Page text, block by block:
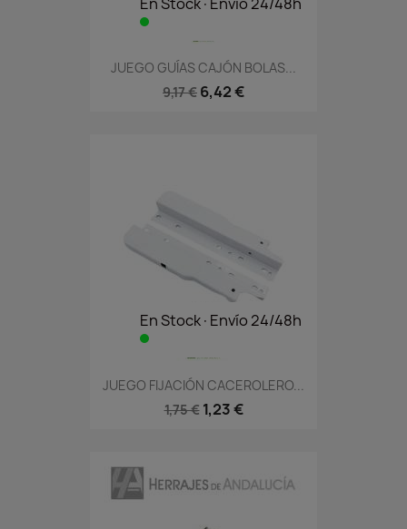
JUEGO GUÍAS CAJÓN BOLAS...
9,17 € 6,42 €
En Stock·Envío 24/48h
JUEGO FIJACIÓN CACEROLERO...
1,75 € 1,23 €